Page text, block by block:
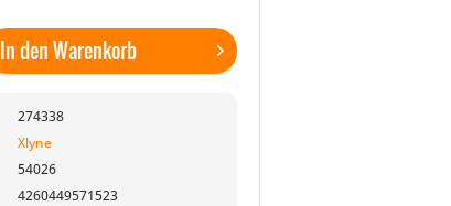
In denWarenkorb
274338
Xlyne
54026
4260449571523